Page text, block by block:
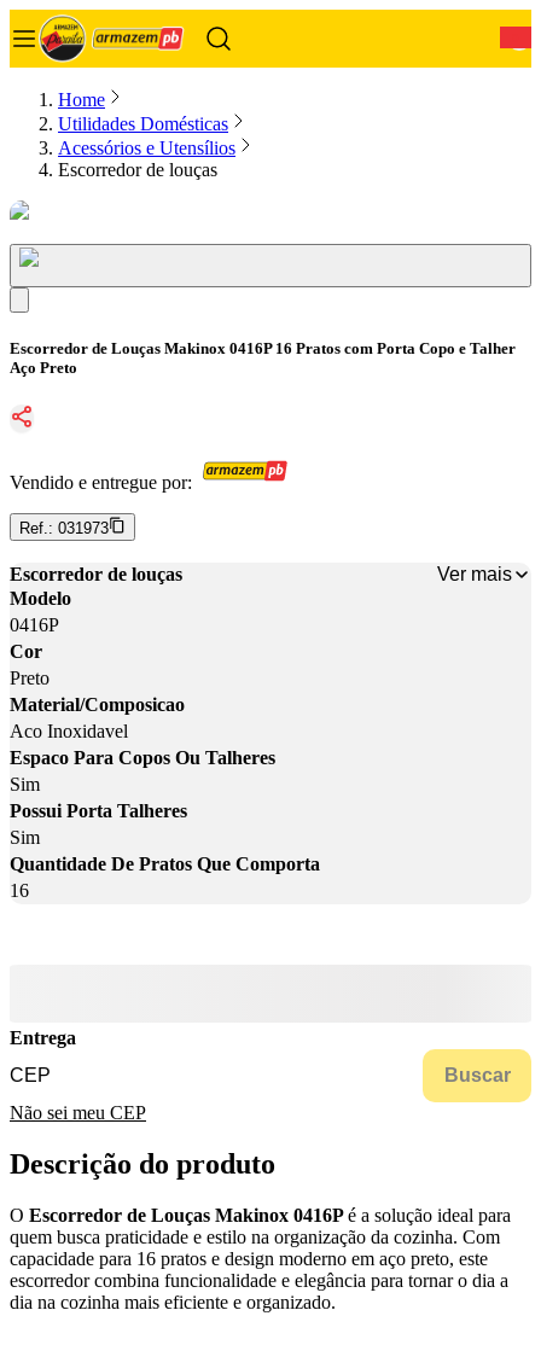
Home
Utilidades Domésticas
Acessórios e Utensílios
Escorredor de louças
Escorredor de Louças Makinox 0416P 16 Pratos com Porta Copo e Talher
Aço Preto
Vendido e entregue por:
Ref.: 031973
Escorredor de louças
Ver mais
Modelo
0416P
Cor
Preto
Material/Composicao
Aco Inoxidavel
Espaco Para Copos Ou Talheres
Sim
Possui Porta Talheres
Sim
Quantidade De Pratos Que Comporta
16
Entrega
Buscar
Não sei meu CEP
Descrição do produto
O Escorredor de Louças Makinox 0416Pé a solução ideal para
quem busca praticidade e estilo na organização da cozinha. Com
capacidade para 16 pratos e design moderno em aço preto, este
escorredor combina funcionalidade e elegância para tornar o dia a
dia na cozinha mais eficiente e organizado.